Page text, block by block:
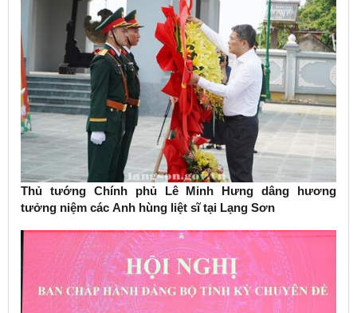
Thủ tướng Chính phủ Lê Minh Hưng dâng hương
tưởng niệm các Anh hùng liệt sĩ tại Lạng Sơn